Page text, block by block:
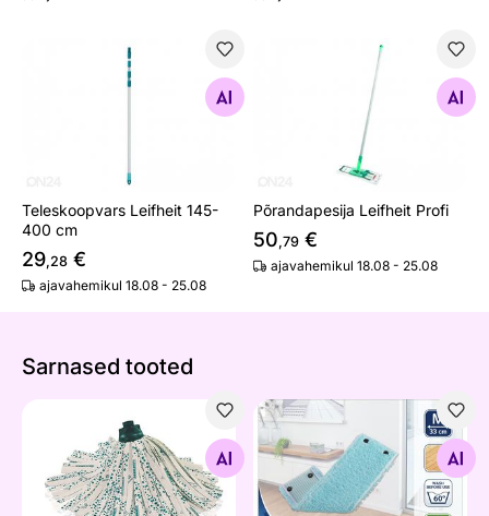
Teleskoopvars Leifheit 145-400 cm
Teleskoopvars Leifheit 145-
400 cm
29,28 €
ajavahemikul 18.08 - 25.08
Põrandapesija Leifheit Profi
Otsi sarnaseid
Põrandapesija Leifheit Profi
50,79 €
ajavahemikul 18.08 - 25.08
Sarnased tooted
Põrandapesija Leifheit Classic Mop vahetusotsik
Otsi sarnaseid
Põrandapesija vahetuskate
Otsi sarnaseid